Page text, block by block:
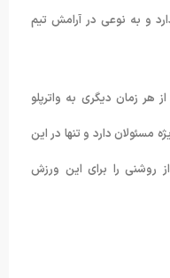
و به نوعی در آرامش تیم
هر زمان دیگری به واترپلو
مسئولان دارد و تنها در این
را برای این ورزش